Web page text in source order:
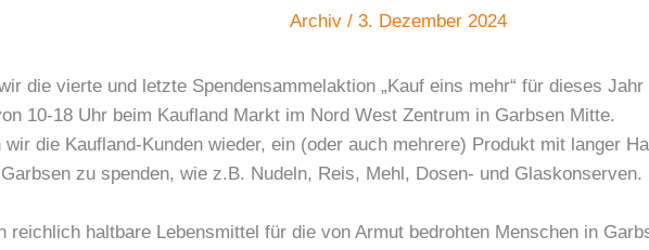
Archiv / 3. Dezember 2024
die vierte und letzte Spendensammelaktion „Kauf eins mehr“ für dieses
10-18 Uhr beim Kaufland Markt im Nord West Zentrum in Garbsen Mitte.
die Kaufland-Kunden wieder, ein (oder auch mehrere) Produkt mit langer
zu spenden, wie z.B. Nudeln, Reis, Mehl, Dosen- und Glaskonserven.
reichlich haltbare Lebensmittel für die von Armut bedrohten Menschen in